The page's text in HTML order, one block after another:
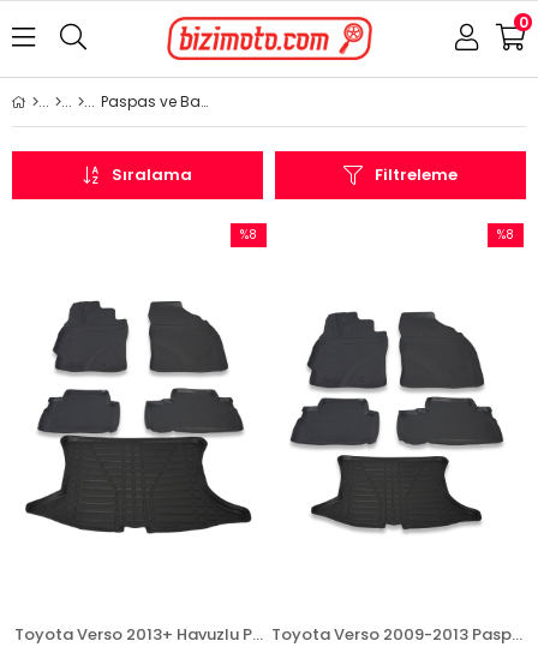
0
Paspas ve Bagaj Havuzu
Filtreleme
Sıralama
Toyota Verso 2013+ Havuzlu Paspas ve Bagaj Seti Bizymo
%8
Toyota Verso 2009-2013 Paspas Ve Bagaj Havuzu Seti
%8